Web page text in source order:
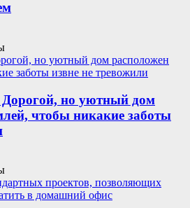
но уютный дом
чтобы никакие заботы